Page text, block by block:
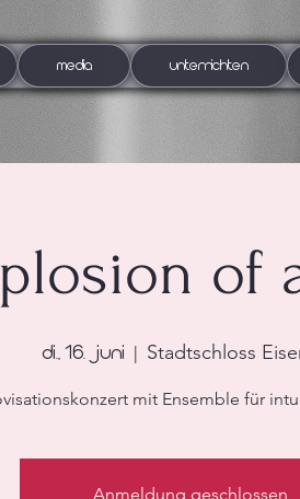
MEDIA UNTERRICHTEN
of
Di., 16. Juni Stadtschloss
mit Ensemble für
Anmeldung geschlossen